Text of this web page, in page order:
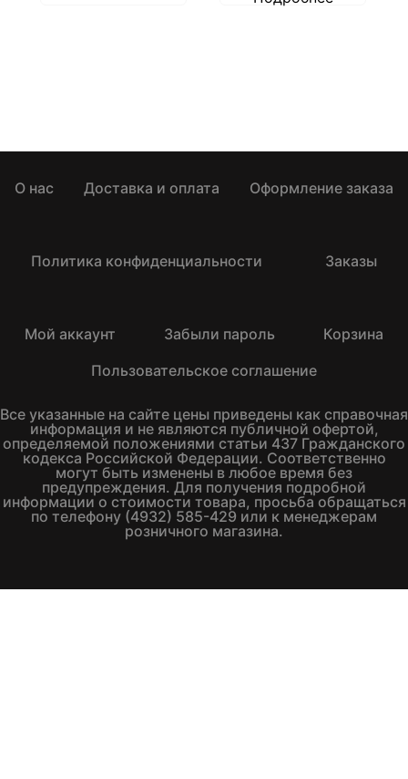
О нас Доставка и оплата Оформление заказа
Политика конфиденциальности Заказы
Мой аккаунт Забыли пароль
Корзина
Пользовательское соглашение
Все указанные на сайте цены приведены как справочная
информация и не являются публичной офертой,
определяемой положениями статьи 437 Гражданского
кодекса Российской Федерации. Соответственно
могут быть изменены в любое время без
предупреждения. Для получения подробной
информации о стоимости товара, просьба обращаться
по телефону (4932) 585-429 или к менеджерам
розничного магазина.